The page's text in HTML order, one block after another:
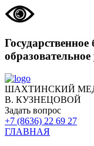
ШАХТИНСКИЙ
В. КУЗНЕЦОВОЙ
Задать вопрос
+7 (8636) 22 69 27
ГЛАВНАЯ